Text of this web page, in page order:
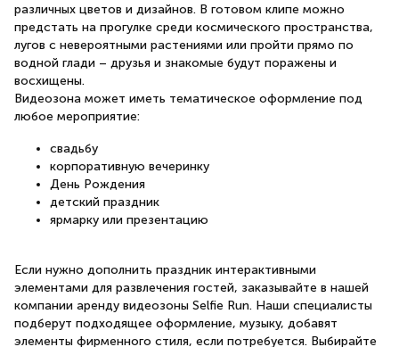
различных цветов и дизайнов. В готовом клипе можно
предстать на прогулке среди космического пространства,
лугов с невероятными растениями или пройти прямо по
водной глади – друзья и знакомые будут поражены и
восхищены.
Видеозона может иметь тематическое оформление под
любое мероприятие:
свадьбу
корпоративную вечеринку
День Рождения
детский праздник
ярмарку или презентацию
Если нужно дополнить праздник интерактивными
элементами для развлечения гостей, заказывайте в нашей
компании аренду видеозоны Selfie Run. Наши специалисты
подберут подходящее оформление, музыку, добавят
элементы фирменного стиля, если потребуется. Выбирайте